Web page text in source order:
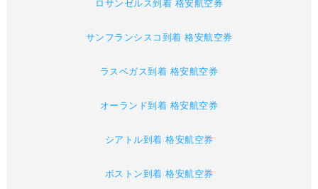
ロサンゼルス到着 格安航空券
サンフランシスコ到着 格安航空券
ラスベガス到着 格安航空券
オーランド到着 格安航空券
シアトル到着 格安航空券
ボストン到着 格安航空券